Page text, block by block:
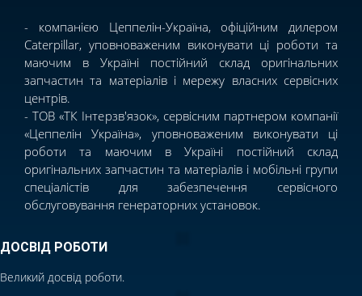
- компанією Цеппелін-Україна, офіційним дилером
Caterpillar, уповноваженим виконувати ці роботи та
маючим в Україні постійний склад оригінальних
запчастин та матеріалів і мережу власних сервісних
центрів.
- ТОВ «ТК Інтерзв'язок», сервісним партнером компанії
«Цеппелін Україна», уповноваженим виконувати ці
роботи та маючим в Україні постійний склад
оригінальних запчастин та матеріалів і мобільні групи
спеціалістів для забезпечення сервісного
обслуговування генераторних установок.
ДОСВІД РОБОТИ
Великий досвід роботи.